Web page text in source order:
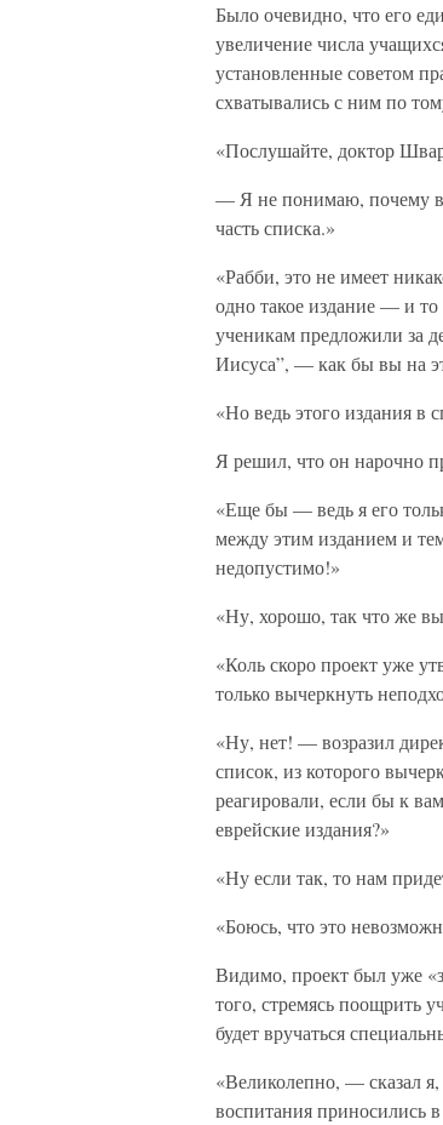
Было очевидно, что его
увеличение числа
установленные советом
схватывались с ним по
«Послушайте, доктор
— Я не понимаю, почему
часть списка.»
«Рабби, это не имеет
одно такое издание — и
ученикам предложили за
Иисуса”, — как бы вы на
«Но ведь этого издания в
Я решил, что он нарочно
«Еще бы — ведь я его
между этим изданием и
недопустимо!»
«Ну, хорошо, так что же
«Коль скоро проект уже
только вычеркнуть
«Ну, нет! — возразил
список, из которого
реагировали, если бы к
еврейские издания?»
«Ну если так, то нам
«Боюсь, что это
Видимо, проект был уже
того, стремясь поощрить
будет вручаться
«Великолепно, — сказал
воспитания приносились